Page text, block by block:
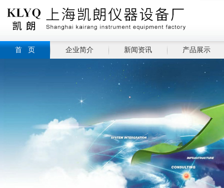
首 页 企业简介 新闻资讯 产品展示